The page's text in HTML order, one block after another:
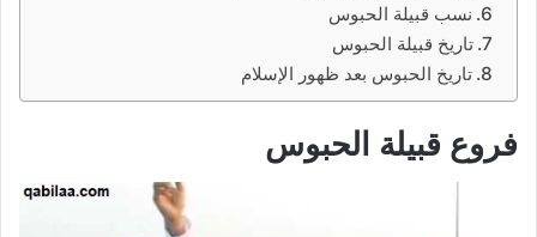
نسب قبيلة الحبوس
تاريخ قبيلة الحبوس
تاريخ الحبوس بعد ظهور الإسلام
فروع قبيلة الحبوس